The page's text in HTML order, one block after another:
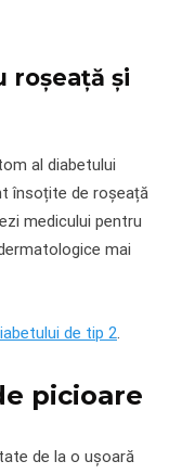
roșeață și
al diabetului
însoțite de roșeață
medicului pentru
mai
de tip 2.
picioare
de la o ușoară